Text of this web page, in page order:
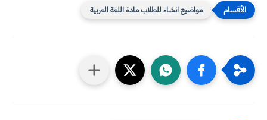
مواضيع انشاء للطلاب مادة اللغة العربية